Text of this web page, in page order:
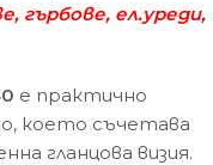
гърбове, ел.уреди,
е практично
което съчетава
гланцова визия.